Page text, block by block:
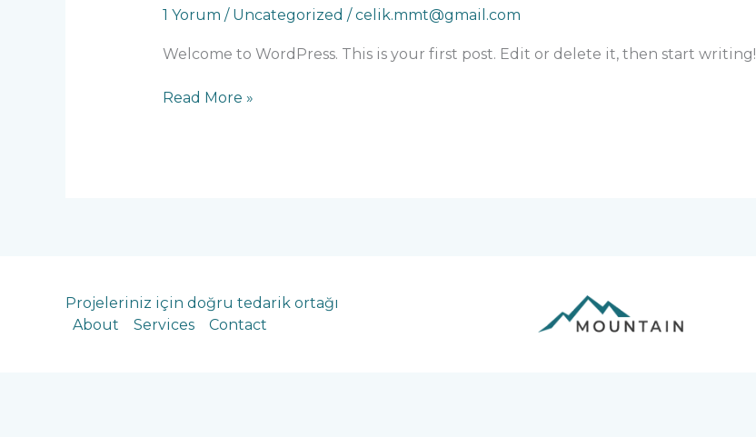
1 Yorum / Uncategorized /celik.mmt@gmail.com
Welcome to WordPress. This is your first post. Edit or delete it, then start writing!
Hello
Read More »
Projeleriniz için doğru tedarik ortağı
About
Services Contact